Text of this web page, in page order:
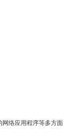
网络应用程序等多方面